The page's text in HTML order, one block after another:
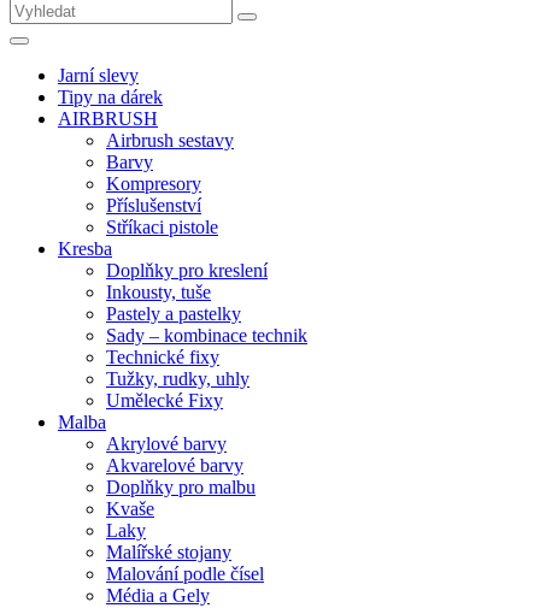
Jarní slevy
Tipy na dárek
AIRBRUSH
Airbrush sestavy
Barvy
Kompresory
Příslušenství
Stříkaci pistole
Kresba
Doplňky pro kreslení
Inkousty, tuše
Pastely a pastelky
Sady – kombinace technik
Technické fixy
Tužky, rudky, uhly
Umělecké Fixy
Malba
Akrylové barvy
Akvarelové barvy
Doplňky pro malbu
Kvaše
Laky
Malířské stojany
Malování podle čísel
Média a Gely